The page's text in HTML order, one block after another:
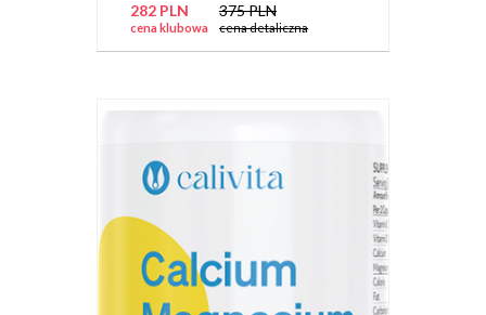
282 PLN
cena klubowa
375 PLN
cena detaliczna